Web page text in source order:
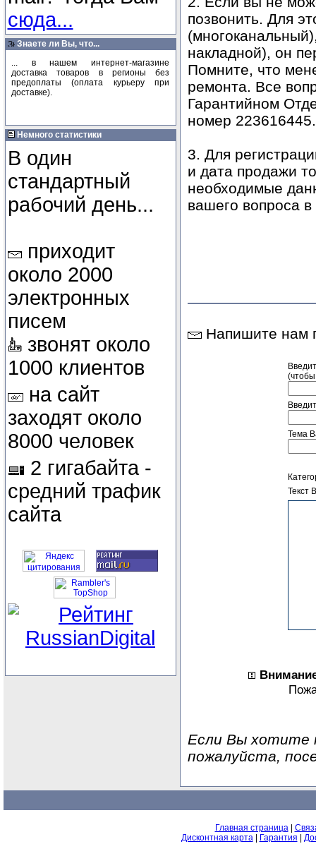
сюда...
Знаете ли Вы, что...
... в нашем интернет-магазине
доставка товаров в регионы без
предоплаты (оплата курьеру при
доставке).
Немного статистики
В один
стандартный
рабочий день...
приходит
около 2000
электронных
писем
звонят около
1000 клиентов
на сайт
заходят около
8000 человек
2 гигабайта -
средний трафик
сайта
позвонить. Для
накладной), он
Помните, что
ремонта. Все
Гарантийном
номер 223616445.
3. Для
и дата продажи
необходимые
вашего вопроса
Напишите нам
Тема
Текст
Если Вы хотите
пожалуйста,
Главная страница|
Дисконтная карта| Гарантия